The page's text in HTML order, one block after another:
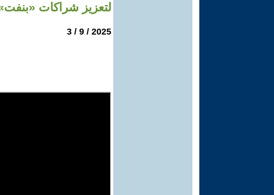
لتعزيز شراكات
2025 / 9 / 3